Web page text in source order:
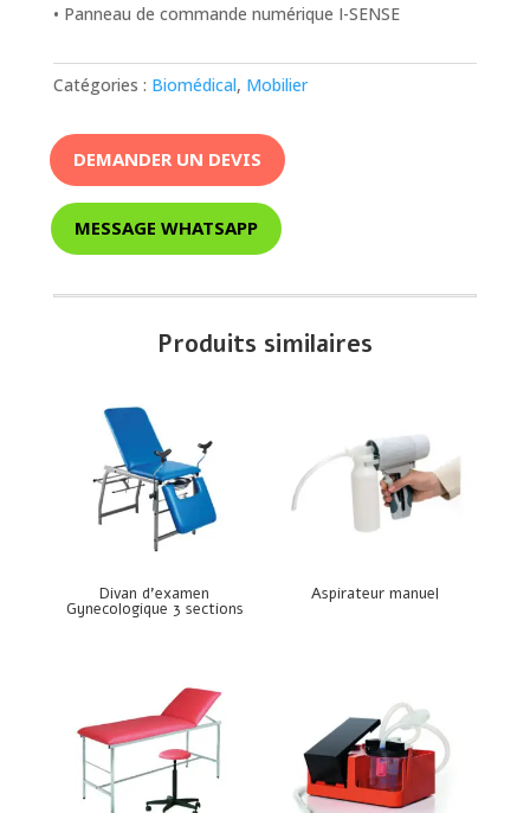
• Panneau de commande numérique I-SENSE
Catégories : Biomédical, Mobilier
DEMANDER UN DEVIS
MESSAGE WHATSAPP
Produits similaires
Divan d’examen
Gynecologique 3 sections
Aspirateur manuel